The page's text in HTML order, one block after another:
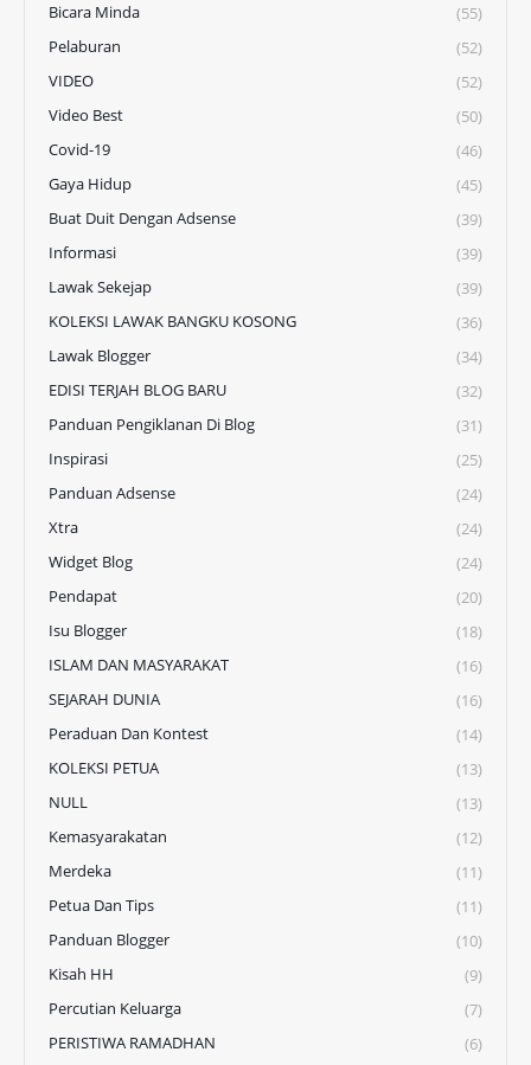
Bicara Minda
(55)
Pelaburan
(52)
VIDEO
(52)
Video Best
(50)
Covid-19
(46)
Gaya Hidup
(45)
Buat Duit Dengan Adsense
(39)
Informasi
(39)
Lawak Sekejap
(39)
KOLEKSI LAWAK BANGKU KOSONG
(36)
Lawak Blogger
(34)
EDISI TERJAH BLOG BARU
(32)
Panduan Pengiklanan Di Blog
(31)
Inspirasi
(25)
Panduan Adsense
(24)
Xtra
(24)
Widget Blog
(24)
Pendapat
(20)
Isu Blogger
(18)
ISLAM DAN MASYARAKAT
(16)
SEJARAH DUNIA
(16)
Peraduan Dan Kontest
(14)
KOLEKSI PETUA
(13)
NULL
(13)
Kemasyarakatan
(12)
Merdeka
(11)
Petua Dan Tips
(11)
Panduan Blogger
(10)
Kisah HH
(9)
Percutian Keluarga
(7)
PERISTIWA RAMADHAN
(6)